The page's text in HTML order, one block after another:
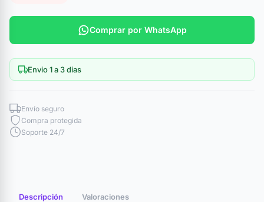
Comprar por WhatsApp
Envio 1 a 3 dias
Envío seguro
Compra protegida
Soporte 24/7
Descripción Valoraciones